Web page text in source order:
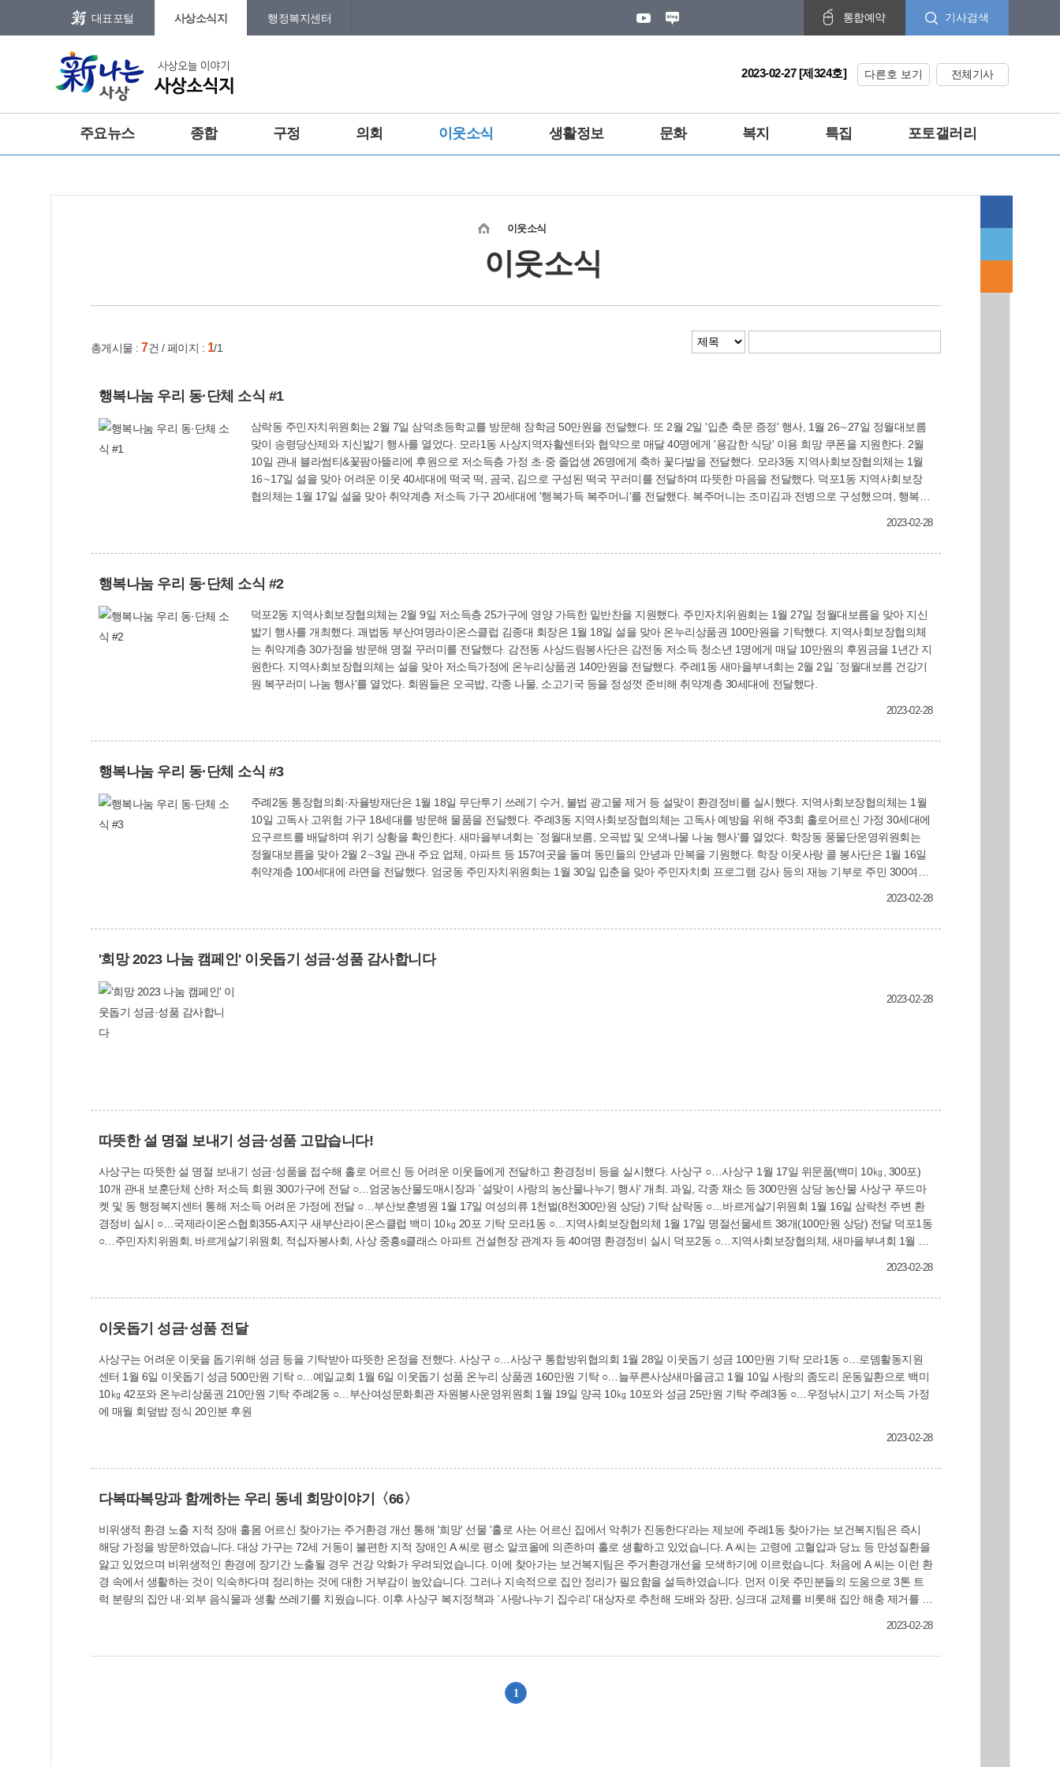
메인메뉴 바로가기
대표포털 사상소식지 행정복지센터 통합예약 기사검색
2023-02-27 [제324호] 다른호 보기 전체기사
주요뉴스 종합 구정 의회 이웃소식 생활정보 문화 복지 특집 포토갤러리
이웃소식
이웃소식
총게시물 : 7건 / 페이지 : 1/1
행복나눔 우리 동·단체 소식 #1
삼락동 주민자치위원회는 2월 7일 삼덕초등학교를 방문해 장학금 50만원을 전달했다. 또 2월 2일 '입춘 축문 증정' 행사, 1월 26∼27일 정월대보름
맞이 송령당산제와 지신밟기 행사를 열었다. 모라1동 사상지역자활센터와 협약으로 매달 40명에게 '용감한 식당' 이용 희망 쿠폰을 지원한다. 2월
10일 관내 블라썸티&꽃팜아뜰리에 후원으로 저소득층 가정 초·중 졸업생 26명에게 축하 꽃다발을 전달했다. 모라3동 지역사회보장협의체는 1월
16∼17일 설을 맞아 어려운 이웃 40세대에 떡국 떡, 곰국, 김으로 구성된 떡국 꾸러미를 전달하며 따뜻한 마음을 전달했다. 덕포1동 지역사회보장
협의체는 1월 17일 설을 맞아 취약계층 저소득 가구 20세대에 '행복가득 복주머니'를 전달했다. 복주머니는 조미김과 전병으로 구성했으며, 행복한
2023-02-28
행복나눔 우리 동·단체 소식 #2
덕포2동 지역사회보장협의체는 2월 9일 저소득층 25가구에 영양 가득한 밑반찬을 지원했다. 주민자치위원회는 1월 27일 정월대보름을 맞아 지신
밟기 행사를 개최했다. 괘법동 부산여명라이온스클럽 김종대 회장은 1월 18일 설을 맞아 온누리상품권 100만원을 기탁했다. 지역사회보장협의체
는 취약계층 30가정을 방문해 명절 꾸러미를 전달했다. 감전동 사상드림봉사단은 감전동 저소득 청소년 1명에게 매달 10만원의 후원금을 1년간 지
원한다. 지역사회보장협의체는 설을 맞아 저소득가정에 온누리상품권 140만원을 전달했다. 주례1동 새마을부녀회는 2월 2일 `정월대보름 건강기
원 복꾸러미 나눔 행사'를 열었다. 회원들은 오곡밥, 각종 나물, 소고기국 등을 정성껏 준비해 취약계층 30세대에 전달했다.
2023-02-28
행복나눔 우리 동·단체 소식 #3
주례2동 통장협의회·자율방재단은 1월 18일 무단투기 쓰레기 수거, 불법 광고물 제거 등 설맞이 환경정비를 실시했다. 지역사회보장협의체는 1월
10일 고독사 고위험 가구 18세대를 방문해 물품을 전달했다. 주례3동 지역사회보장협의체는 고독사 예방을 위해 주3회 홀로어르신 가정 30세대에
요구르트를 배달하며 위기 상황을 확인한다. 새마을부녀회는 `정월대보름, 오곡밥 및 오색나물 나눔 행사'를 열었다. 학장동 풍물단운영위원회는
정월대보름을 맞아 2월 2∼3일 관내 주요 업체, 아파트 등 157여곳을 돌며 동민들의 안녕과 만복을 기원했다. 학장 이웃사랑 콜 봉사단은 1월 16일
취약계층 100세대에 라면을 전달했다. 엄궁동 주민자치위원회는 1월 30일 입춘을 맞아 주민자치회 프로그램 강사 등의 재능 기부로 주민 300여명
2023-02-28
'희망 2023 나눔 캠페인' 이웃돕기 성금·성품 감사합니다
2023-02-28
따뜻한 설 명절 보내기 성금·성품 고맙습니다!
사상구는 따뜻한 설 명절 보내기 성금·성품을 접수해 홀로 어르신 등 어려운 이웃들에게 전달하고 환경정비 등을 실시했다. 사상구 ○…사상구 1월 17일 위문품(백미 10㎏, 300포)
10개 관내 보훈단체 산하 저소득 회원 300가구에 전달 ○…엄궁농산물도매시장과 `설맞이 사랑의 농산물나누기 행사' 개최. 과일, 각종 채소 등 300만원 상당 농산물 사상구 푸드마
켓 및 동 행정복지센터 통해 저소득 어려운 가정에 전달 ○…부산보훈병원 1월 17일 여성의류 1천벌(8천300만원 상당) 기탁 삼락동 ○…바르게살기위원회 1월 16일 삼락천 주변 환
경정비 실시 ○…국제라이온스협회355-A지구 새부산라이온스클럽 백미 10㎏ 20포 기탁 모라1동 ○…지역사회보장협의체 1월 17일 명절선물세트 38개(100만원 상당) 전달 덕포1동
○…주민자치위원회, 바르게살기위원회, 적십자봉사회, 사상 중흥s클래스 아파트 건설현장 관계자 등 40여명 환경정비 실시 덕포2동 ○…지역사회보장협의체, 새마을부녀회 1월 18
신 50명에 명절음식 나눔 활동 실시
2023-02-28
이웃돕기 성금·성품 전달
사상구는 어려운 이웃을 돕기위해 성금 등을 기탁받아 따뜻한 온정을 전했다. 사상구 ○…사상구 통합방위협의회 1월 28일 이웃돕기 성금 100만원 기탁 모라1동 ○…로뎀활동지원
센터 1월 6일 이웃돕기 성금 500만원 기탁 ○…예일교회 1월 6일 이웃돕기 성품 온누리 상품권 160만원 기탁 ○…늘푸른사상새마을금고 1월 10일 사랑의 좀도리 운동일환으로 백미
10㎏ 42포와 온누리상품권 210만원 기탁 주례2동 ○…부산여성문화회관 자원봉사운영위원회 1월 19일 양곡 10㎏ 10포와 성금 25만원 기탁 주례3동 ○…우정낚시고기 저소득 가정
에 매월 회덮밥 정식 20인분 후원
2023-02-28
다복따복망과 함께하는 우리 동네 희망이야기〈66〉
비위생적 환경 노출 지적 장애 홀몸 어르신 찾아가는 주거환경 개선 통해 '희망' 선물 '홀로 사는 어르신 집에서 악취가 진동한다'라는 제보에 주례1동 찾아가는 보건복지팀은 즉시
해당 가정을 방문하였습니다. 대상 가구는 72세 거동이 불편한 지적 장애인 A 씨로 평소 알코올에 의존하며 홀로 생활하고 있었습니다. A 씨는 고령에 고혈압과 당뇨 등 만성질환을
앓고 있었으며 비위생적인 환경에 장기간 노출될 경우 건강 악화가 우려되었습니다. 이에 찾아가는 보건복지팀은 주거환경개선을 모색하기에 이르렀습니다. 처음에 A 씨는 이런 환
경 속에서 생활하는 것이 익숙하다며 정리하는 것에 대한 거부감이 높았습니다. 그러나 지속적으로 집안 정리가 필요함을 설득하였습니다. 먼저 이웃 주민분들의 도움으로 3톤 트
럭 분량의 집안 내·외부 음식물과 생활 쓰레기를 치웠습니다. 이후 사상구 복지정책과 `사랑나누기 집수리' 대상자로 추천해 도배와 장판, 싱크대 교체를 비롯해 집안 해충 제거를 위
사회복지관 생활보호사 주2회 방문 서비스 지원을 연계하고 동 사례관리사업비로 세탁기 지원, 월 1회 밑반찬 전달 등 주기적인 지원과 안부 확인을 병행하고 있습니다. 또한 동 지
역사회보장협의체 자체특화사업인 두루두루살피미(지역사회보장협의체 회원과 어르신의 1대1 매칭으로 안부 확인) 대상자로 선정해 건강하고 안전하게 생활할 수 있도록 돕고 있
2023-02-28
1